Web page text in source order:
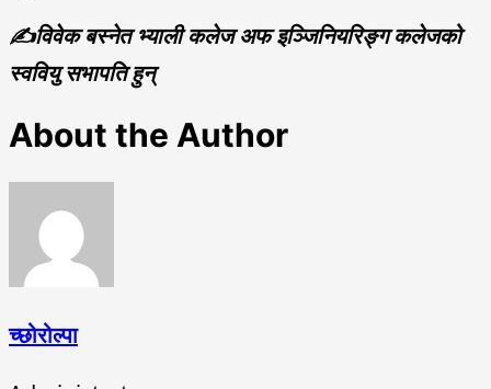
✍️विवेक बस्नेत भ्याली कलेज अफ इञ्जिनियरिङ्ग कलेजको
स्ववियु सभापति हुन्
About the Author
च्छोरोल्पा